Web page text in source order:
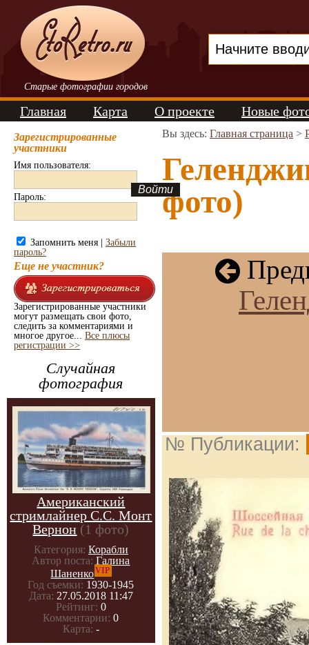
Старые фотографии городов
Главная Карта О проекте Новые
Зарегистрированные
участники
Имя пользователя:
Пароль:
Запомнить меня | Забыли
пароль?
Еще не участник?
Зарегистрированные участники
могут размещать свои фото,
следить за комментариями и
многое другое... Все плюсы
регистрации >>
Случайная
фотография
Американский
стримлайнер С.С. Монт
Вернон (1 фото)
Категория: Корабли
Автор поста: Галина
ШаненкоVIP
Год съемки: 1930-1945
Дата: 27.05.2018 11:47
Рейтинг: 0
Комментарии: 0
Карта: -
Вы здесь: Главная страница >
фото)
№ Публикации: